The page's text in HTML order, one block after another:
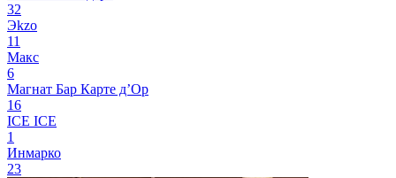
32
Эkzо
11
Макс
6
Магнат Бар Карте д’Ор
16
ICE ICE
1
Инмарко
23